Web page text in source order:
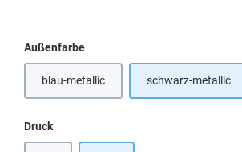
Außenfarbeauswählen
blau-metallic(Diese Option ist zurzeit nicht verfügbar.)
schwarz-metallic
Druckauswählen